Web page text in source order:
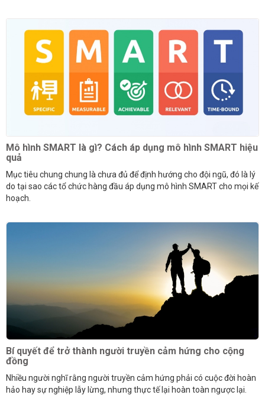
Mô hình SMART là gì? Cách áp dụng mô hình SMART hiệu
quả
Mục tiêu chung chung là chưa đủ để định hướng cho đội ngũ, đó là lý
do tại sao các tổ chức hàng đầu áp dụng mô hình SMART cho mọi kế
hoạch.
Bí quyết để trở thành người truyền cảm hứng cho cộng
đồng
Nhiều người nghĩ rằng người truyền cảm hứng phải có cuộc đời hoàn
hảo hay sự nghiệp lẫy lừng, nhưng thực tế lại hoàn toàn ngược lại.